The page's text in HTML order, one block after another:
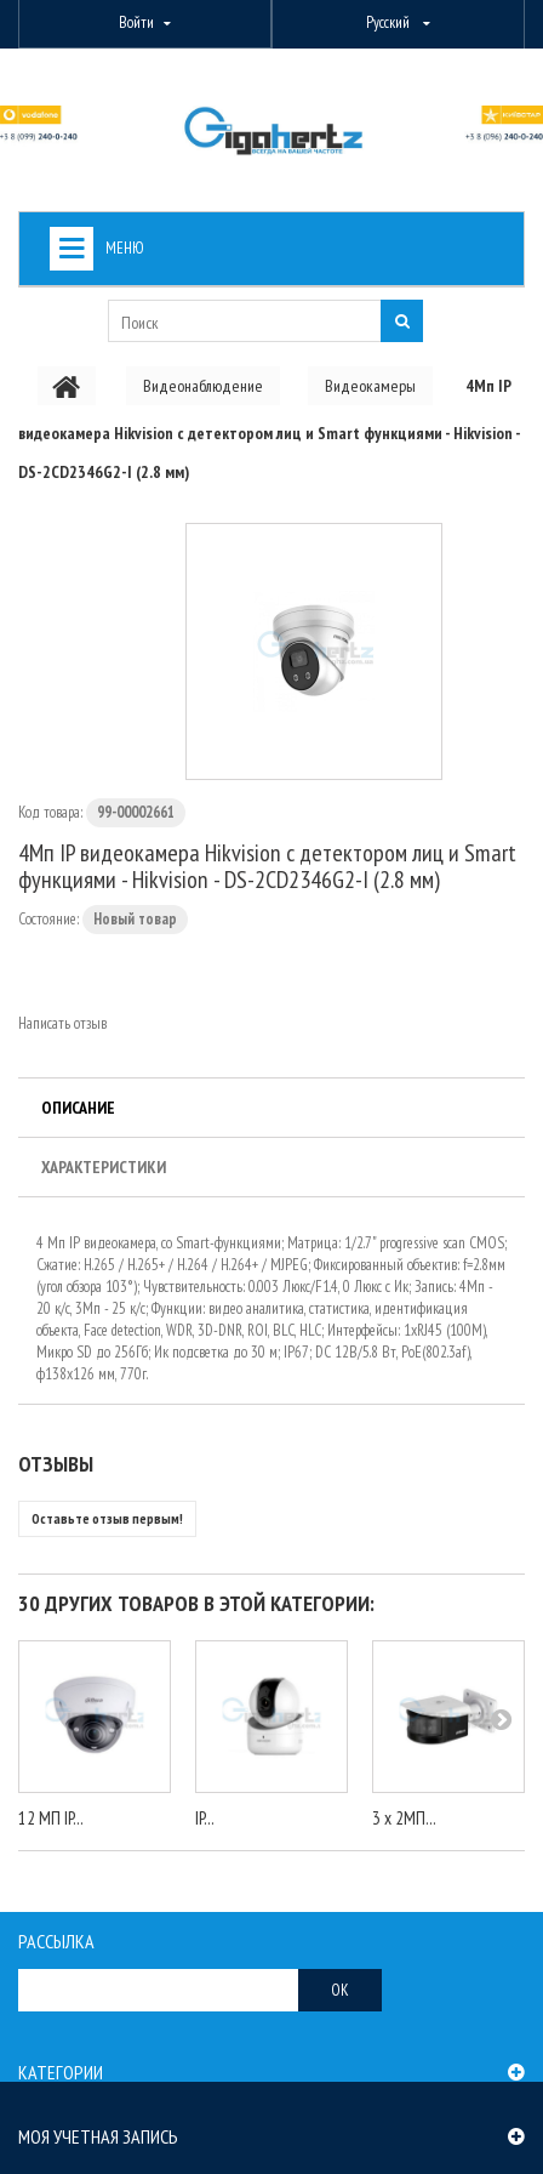
Войти Русский
МЕНЮ
PON ОБОРУДОВАНИЕ
Видеонаблюдение Видеокамеры 4Мп IP
видеокамера Hikvision c детектором лиц и Smart функциями - Hikvision -
DS-2CD2346G2-I (2.8 мм)
Код товара: 99-00002661
4Мп IP видеокамера Hikvision c детектором лиц и Smart
функциями - Hikvision - DS-2CD2346G2-I (2.8 мм)
Состояние: Новый товар
Написать отзыв
ОПИСАНИЕ
ХАРАКТЕРИСТИКИ
4 Мп IP видеокамера, со Smart-функциями; Матрица: 1/2.7" progressive scan CMOS;
Сжатие: H.265 / H.265+ / H.264 / H.264+ / MJPEG; Фиксированный объектив: f=2.8мм
(угол обзора 103°); Чувствительность: 0.003 Люкс/F1.4, 0 Люкс c Ик; Запись: 4Мп -
20 к/c, 3Мп - 25 к/с; Функции: видео аналитика, статистика, идентификация
объекта, Face detection, WDR, 3D-DNR, ROI, BLC, HLC; Интерфейсы: 1xRJ45 (100M),
Микро SD до 256Гб; Ик подсветка до 30 м; IP67; DC 12В/5.8 Вт, PoE(802.3af),
ф138х126 мм, 770г.
ОТЗЫВЫ
Оставьте отзыв первым!
30 ДРУГИХ ТОВАРОВ В ЭТОЙ КАТЕГОРИИ:
12 МП IP... IP... 3 x 2МП...
РАССЫЛКА
OK
КАТЕГОРИИ
МОЯ УЧЕТНАЯ ЗАПИСЬ